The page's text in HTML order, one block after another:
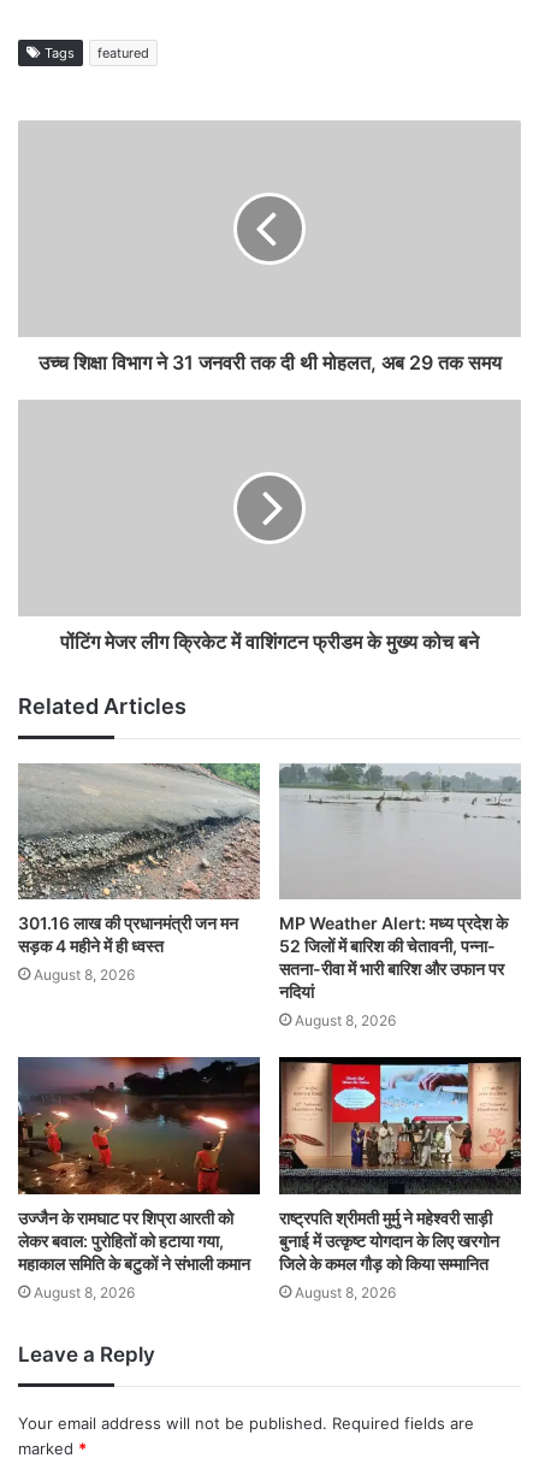
Tags featured
उच्च शिक्षा विभाग ने 31 जनवरी तक दी थी मोहलत, अब 29 तक समय
पोंटिंग मेजर लीग क्रिकेट में वाशिंगटन फ्रीडम के मुख्य कोच बने
Related Articles
301.16 लाख की प्रधानमंत्री जन मन
सड़क 4 महीने में ही ध्वस्त
August 8, 2026
MP Weather Alert: मध्य प्रदेश के
52 जिलों में बारिश की चेतावनी, पन्ना-
सतना-रीवा में भारी बारिश और उफान पर
नदियां
August 8, 2026
उज्जैन के रामघाट पर शिप्रा आरती को
लेकर बवाल: पुरोहितों को हटाया गया,
महाकाल समिति के बटुकों ने संभाली कमान
August 8, 2026
राष्ट्रपति श्रीमती मुर्मु ने महेश्वरी साड़ी
बुनाई में उत्कृष्ट योगदान के लिए खरगोन
जिले के कमल गौड़ को किया सम्मानित
August 8, 2026
Leave a Reply
Your email address will not be published. Required fields are
marked *